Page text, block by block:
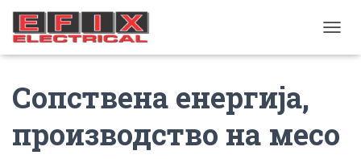
Сопствена енергија,
производство на месо